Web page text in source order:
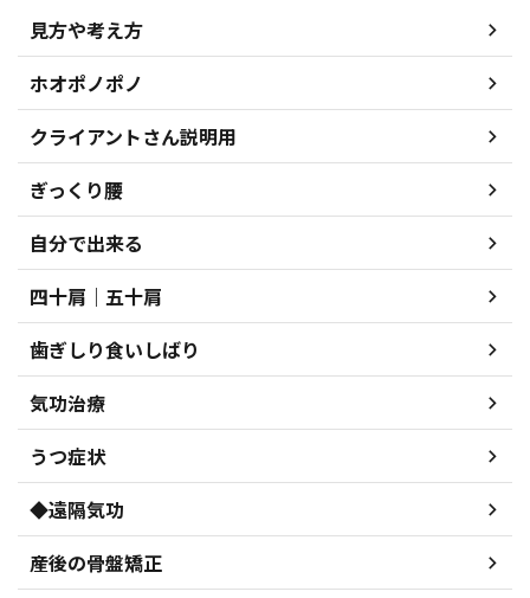
見方や考え方
ホオポノポノ
クライアントさん説明用
ぎっくり腰
自分で出来る
四十肩｜五十肩
歯ぎしり食いしばり
気功治療
うつ症状
◆遠隔気功
産後の骨盤矯正